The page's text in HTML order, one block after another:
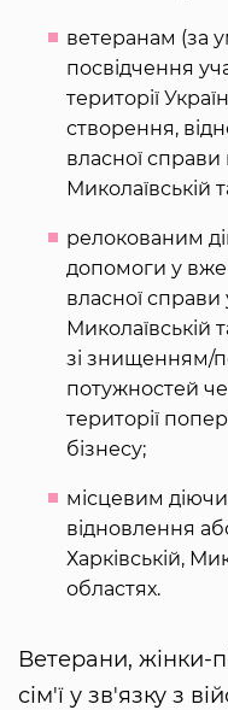
ветеранам (за
посвідчення
території
створення,
власної справи
Миколаївській
релокованим
допомоги у вже
власної справи
Миколаївській
зі знищенням/
потужностей
території
бізнесу;
місцевим
відновлення
Харківській,
областях.
Ветерани, жінки-
сім'ї у зв'язку з